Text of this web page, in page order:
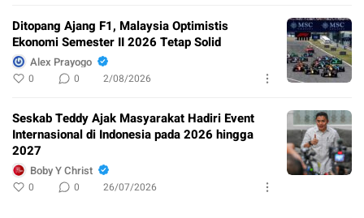
Ditopang Ajang F1, Malaysia Optimistis
Ekonomi Semester II 2026 Tetap Solid
Alex Prayogo
0 0 2/08/2026
Seskab Teddy Ajak Masyarakat Hadiri Event
Internasional di Indonesia pada 2026 hingga
2027
Boby Y Christ
0 0 26/07/2026